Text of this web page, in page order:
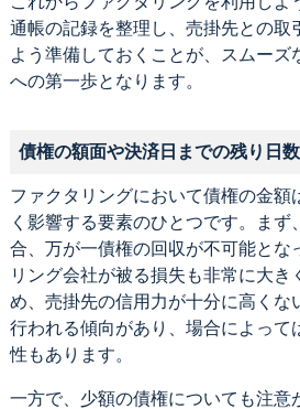
通帳の記録を整理し、売掛先との取
よう準備しておくことが、スムーズ
への第一歩となります。
債権の額面や決済日までの残り日数
ファクタリングにおいて債権の金額
く影響する要素のひとつです。まず
合、万が一債権の回収が不可能とな
リング会社が被る損失も非常に大き
め、売掛先の信用力が十分に高くな
行われる傾向があり、場合によって
性もあります。
一方で、少額の債権についても注意